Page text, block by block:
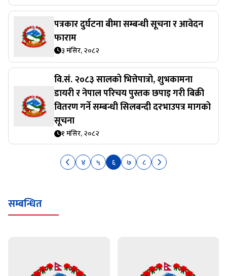
पत्रकार दुर्घटना बीमा सम्बन्धी सूचना र आवेदन
फाराम
३ मंसिर, २०८२
वि.सं. २०८३ सालको भित्तेपात्रो, शुभकामना
डायरी र नेपाल परिचय पुस्तक छपाइ गरी बिक्री
वितरण गर्ने सम्बन्धी सिलबन्दी दरभाउपत्र मागको
सूचना
१ मंसिर, २०८२
४ ५ ६ ७ ८
सम्बन्धित